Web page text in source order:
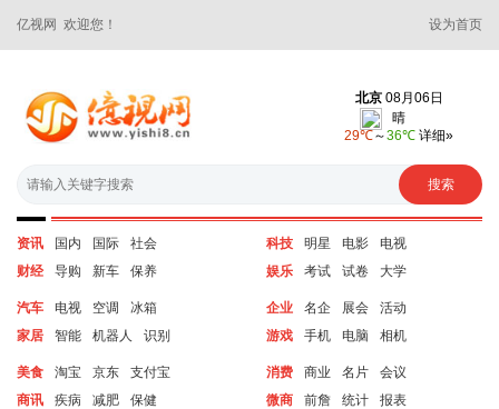
亿视网 欢迎您！ 设为首页
资讯 国内 国际
社会
财经
导购 新车 保养
科技 明星 电影
电视
娱乐
考试 试卷 大学
汽车 电视 空调
冰箱
家居
智能 机器人 识别
企业 名企 展会
活动
游戏
手机 电脑 相机
美食 淘宝 京东
支付宝
商讯
疾病 减肥 保健
消费 商业 名片
会议
微商
前詹 统计 报表